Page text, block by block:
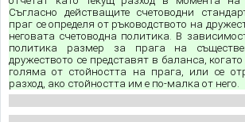
Съгласно действащите счетоводни
праг се определя от ръководството на
неговата счетоводна политика. В
политика размер за прага на
дружеството се представят в баланса,
голяма от стойността на прага, или се
разход, ако стойността им е по-малка от него.